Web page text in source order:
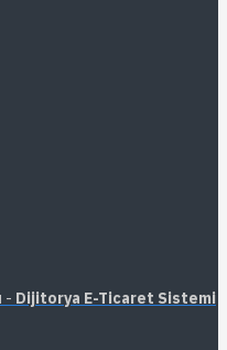
- Dijitorya E-Ticaret Sistemi